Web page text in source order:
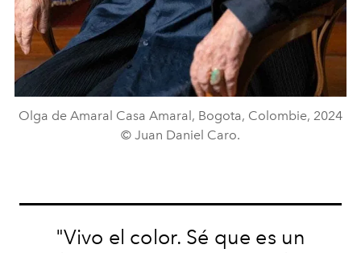
Olga de Amaral Casa Amaral, Bogota, Colombie, 2024
© Juan Daniel Caro.
"Vivo el color. Sé que es un